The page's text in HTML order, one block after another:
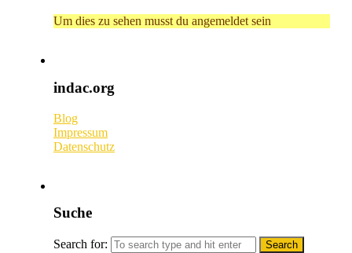
Um dies zu sehen musst du angemeldet sein
indac.org
Blog
Impressum
Datenschutz
Suche
Search for: